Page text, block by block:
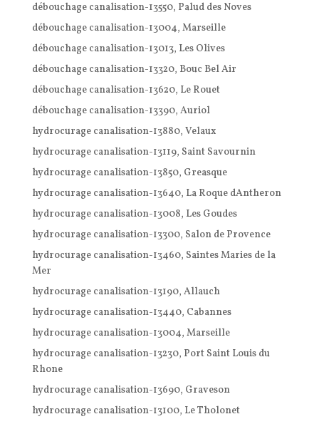
débouchage canalisation-13550, Palud des Noves
débouchage canalisation-13004, Marseille
débouchage canalisation-13013, Les Olives
débouchage canalisation-13320, Bouc Bel Air
débouchage canalisation-13620, Le Rouet
débouchage canalisation-13390, Auriol
hydrocurage canalisation-13880, Velaux
hydrocurage canalisation-13119, Saint Savournin
hydrocurage canalisation-13850, Greasque
hydrocurage canalisation-13640, La Roque dAntheron
hydrocurage canalisation-13008, Les Goudes
hydrocurage canalisation-13300, Salon de Provence
hydrocurage canalisation-13460, Saintes Maries de la
Mer
hydrocurage canalisation-13190, Allauch
hydrocurage canalisation-13440, Cabannes
hydrocurage canalisation-13004, Marseille
hydrocurage canalisation-13230, Port Saint Louis du
Rhone
hydrocurage canalisation-13690, Graveson
hydrocurage canalisation-13100, Le Tholonet